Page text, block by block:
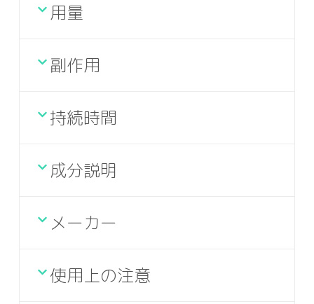
用量
副作用
持続時間
成分説明
メーカー
使用上の注意